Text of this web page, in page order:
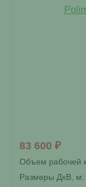
83 600 ₽
Объем рабочей
Размеры ДxВ, м: